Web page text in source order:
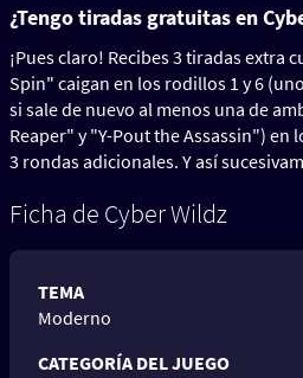
¿Tengo tiradas gratuitas en
¡Pues claro! Recibes 3 tiradas extra
Spin" caigan en los rodillos 1 y 6
si sale de nuevo al menos una de
Reaper" y "Y-Pout the Assassin")
3 rondas adicionales. Y así
Ficha de Cyber Wildz
TEMA
Moderno
CATEGORÍA DEL JUEGO